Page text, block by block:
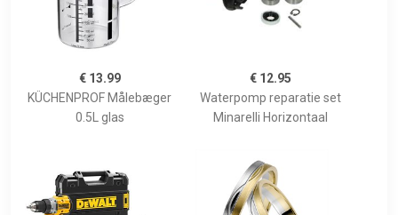
€ 13.99
KÜCHENPROF Målebæger
0.5L glas
€ 12.95
Waterpomp reparatie set
Minarelli Horizontaal